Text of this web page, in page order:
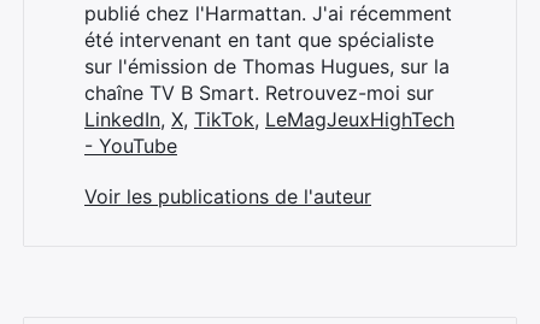
publié chez l'Harmattan. J'ai récemment
été intervenant en tant que spécialiste
sur l'émission de Thomas Hugues, sur la
chaîne TV B Smart. Retrouvez-moi sur
LinkedIn, X, TikTok, LeMagJeuxHighTech
- YouTube
Voir les publications de l'auteur